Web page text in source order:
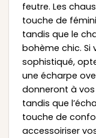
feutre. Les
touche de
tandis que le
bohème chic. Si
sophistiqué,
une écharpe
donneront à
tandis que
touche de
accessoiriser